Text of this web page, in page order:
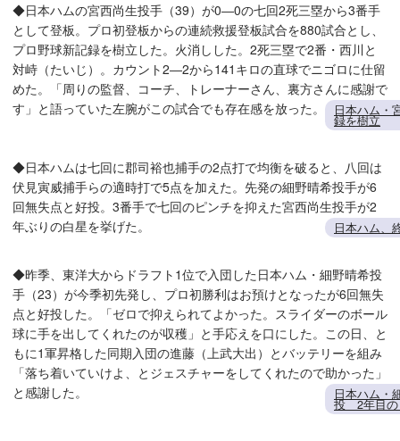
◆日本ハムの宮西尚生投手（39）が0―0の七回2死三塁から3番手
として登板。プロ初登板からの連続救援登板試合を880試合とし、
プロ野球新記録を樹立した。火消しした。2死三塁で2番・西川と
対峙（たいじ）。カウント2―2から141キロの直球でニゴロに仕留
めた。「周りの監督、コーチ、トレーナーさん、裏方さんに感謝で
す」と語っていた左腕がこの試合でも存在感を放った。
日本ハム・
録を樹立
◆日本ハムは七回に郡司裕也捕手の2点打で均衡を破ると、八回は
伏見寅威捕手らの適時打で5点を加えた。先発の細野晴希投手が6
回無失点と好投。3番手で七回のピンチを抑えた宮西尚生投手が2
年ぶりの白星を挙げた。
日本ハム、
◆昨季、東洋大からドラフト1位で入団した日本ハム・細野晴希投
手（23）が今季初先発し、プロ初勝利はお預けとなったが6回無失
点と好投した。「ゼロで抑えられてよかった。スライダーのボール
球に手を出してくれたのが収穫」と手応えを口にした。この日、と
もに1軍昇格した同期入団の進藤（上武大出）とバッテリーを組み
「落ち着いていけよ、とジェスチャーをしてくれたので助かった」
と感謝した。
日本ハム・
投 2年目の